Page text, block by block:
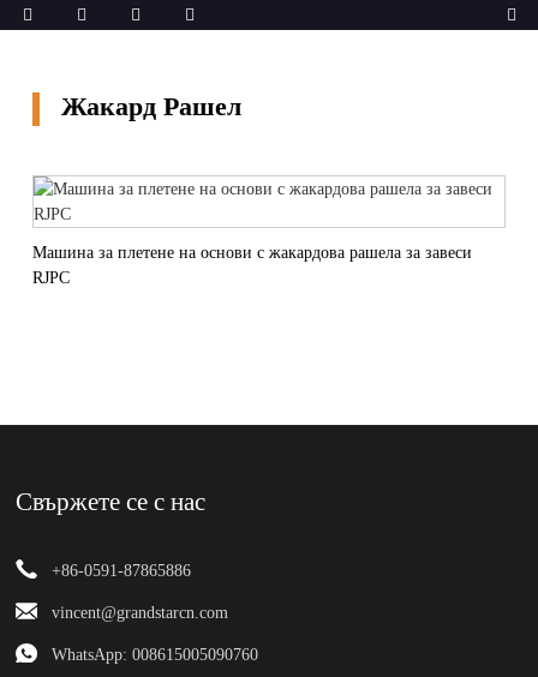
Жакард Рашел
Машина за плетене на основи с жакардова рашела за завеси
RJPC
Свържете се с нас
+86-0591-87865886
vincent@grandstarcn.com
WhatsApp: 008615005090760